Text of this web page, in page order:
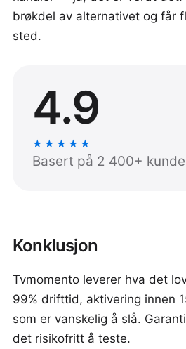
brøkdel av alternativet og får
sted.
4.9
★★★★★
Basert på 2 400+
Konklusjon
Tvmomento leverer hva det
99% drifttid, aktivering innen
som er vanskelig å slå.
det risikofritt å teste.